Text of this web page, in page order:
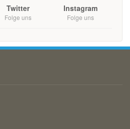
Twitter
Folge uns
Instagram
Folge uns